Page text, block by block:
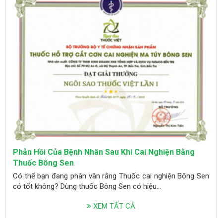
Phản Hồi Của Bệnh Nhân Sau Khi Cai Nghiện Bằng
Thuốc Bông Sen
Có thể bạn đang phân vân rằng Thuốc cai nghiện Bông Sen
có tốt không? Dùng thuốc Bông Sen có hiệu...
XEM TẤT CẢ